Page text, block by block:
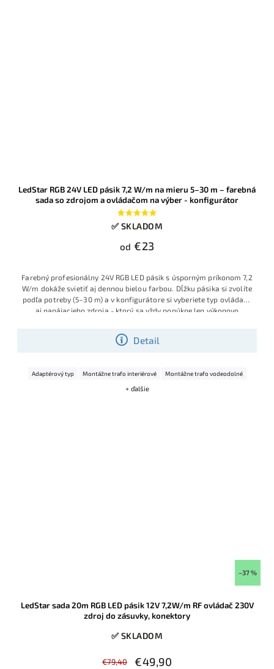
LedStar RGB 24V LED pásik 7,2 W/m na mieru 5–30 m – farebná
sada so zdrojom a ovládačom na výber - konfigurátor
✅ SKLADOM
od €23
Detail
Farebný profesionálny 24V RGB LED pásik s úsporným príkonom 7,2
W/m dokáže svietiť aj dennou bielou farbou. Dĺžku pásika si zvolíte
podľa potreby (5–30 m) a v konfigurátore si vyberiete typ ovládača
aj napájacieho zdroja - ktorý sa vždy ponúkne len výkonovo
jednoduchú montáž.
Adaptérový typ Montážne trafo interiérové Montážne trafo vodeodolné
+ ďalšie
–37 %
LedStar sada 20m RGB LED pásik 12V 7,2W/m RF ovládač 230V
zdroj do zásuvky, konektory
✅ SKLADOM
€79,40 €49,90